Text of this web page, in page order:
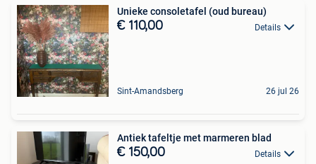
Unieke consoletafel (oud bureau)
€ 110,00 Details
Sint-Amandsberg 26 jul 26
Antiek tafeltje met marmeren blad
€ 150,00 Details